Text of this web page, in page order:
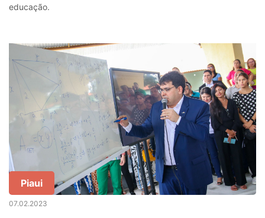
educação.
Piaui
07.02.2023